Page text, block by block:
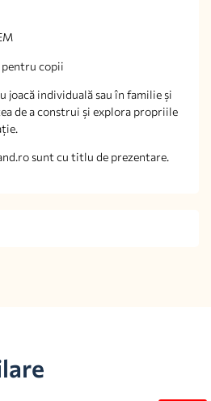
copii
individuală sau în familie și
de a construi și explora propriile
sunt cu titlu de prezentare.